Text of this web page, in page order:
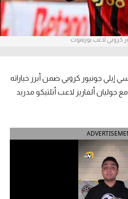
كروبي لاعب بورنموث
إيلي جونيور كروبي ضمن أبرز خياراته
جوليان ألفاريز لاعب أتلتيكو مدريد